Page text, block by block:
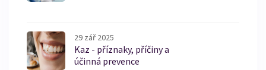
29 zář 2025
Kaz - příznaky, příčiny a
účinná prevence